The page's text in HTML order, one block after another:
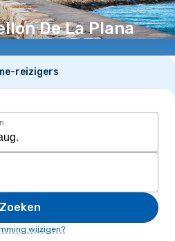
De La Plana
reizigers
Zoeken
wijzigen?